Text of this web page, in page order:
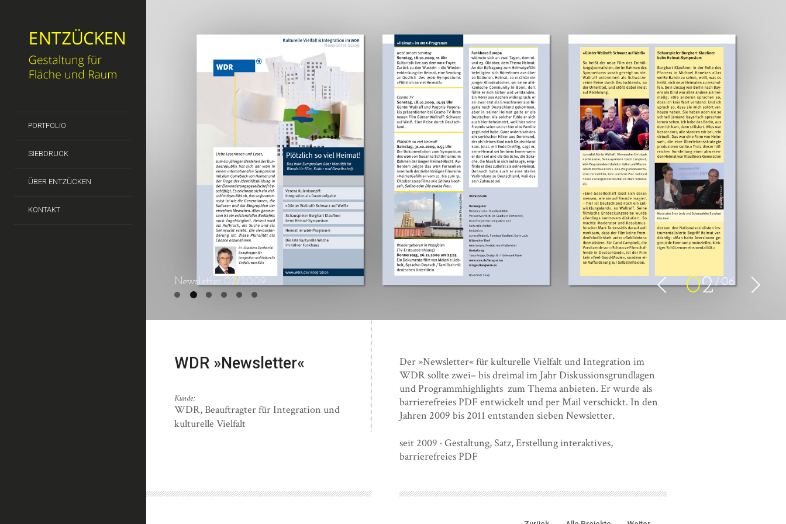
PORTFOLIO
SIEBDRUCK
ÜBER ENTZÜCKEN
KONTAKT
Newsletter 02/2009 02 06
WDR »Newsletter«
Kunde:
WDR, Beauftragter für Integration und
kulturelle Vielfalt
Der »Newsletter« für kulturelle Vielfalt und Integration im
WDR sollte zwei– bis dreimal im Jahr Diskussionsgrundlagen
und Programmhighlights zum Thema anbieten. Er wurde als
barrierefreies PDF entwickelt und per Mail verschickt. In den
Jahren 2009 bis 2011 entstanden sieben Newsletter.
seit 2009 · Gestaltung, Satz, Erstellung interaktives,
barrierefreies PDF